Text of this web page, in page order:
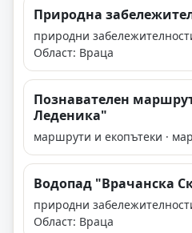
Природна
природни
Област: Враца
Познавателен
Леденика"
маршрути и екопътеки ·
Водопад "Врачанска
природни
Област: Враца